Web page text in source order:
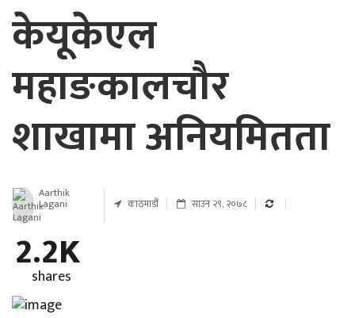
केयूकेएल
महाङकालचौर
शाखामा अनियमितता
Aarthik
Lagani काठमाडौं साउन २९, २०७८
2.2K
shares